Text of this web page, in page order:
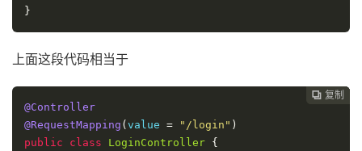
}
上面这段代码相当于
 复制
 复制
 复制
@Controller
@RequestMapping (value = "/login" )
public
class LoginController {